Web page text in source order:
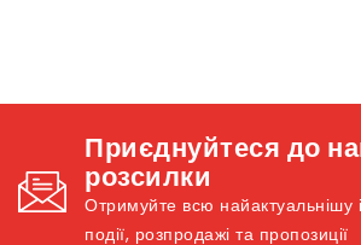
Приєднуйтеся до
розсилки
Отримуйте всю найактуальнішу
події, розпродажі та пропозиції